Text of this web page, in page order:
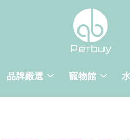
品牌嚴選 寵物館